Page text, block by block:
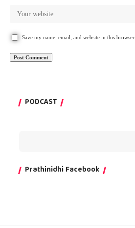
Save my name, email, and website in this
PODCAST
Prathinidhi Facebook